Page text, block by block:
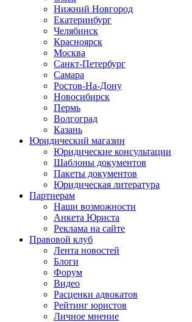
Нижний Новгород
Екатеринбург
Челябинск
Красноярск
Москва
Санкт-Петербург
Самара
Ростов-На-Дону
Новосибирск
Пермь
Волгоград
Казань
Юридический магазин
Юридические консультации
Шаблоны документов
Пакеты документов
Юридическая литература
Партнерам
Наши возможности
Анкета Юриста
Реклама на сайте
Правовой клуб
Лента новостей
Блоги
Форум
Видео
Расценки адвокатов
Рейтинг юристов
Личное мнение